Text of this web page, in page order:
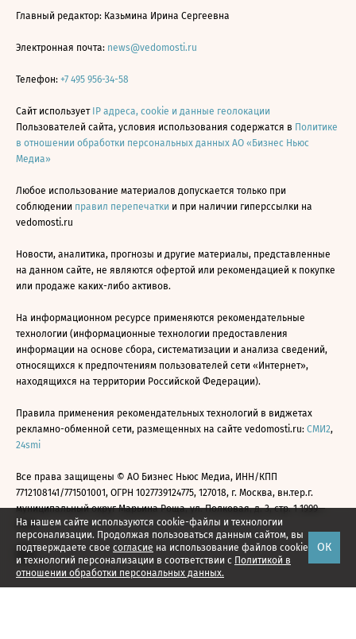
На нашем сайте используются cookie-файлы и технологии
персонализации. Продолжая пользоваться данным сайтом, вы
подтверждаете свое согласие на использование файлов cookie
и технологий персонализации в соответствии с Политикой в
отношении обработки персональных данных.
ОК
Главный редактор: Казьмина Ирина Сергеевна
Электронная почта: news@vedomosti.ru
Телефон: +7 495 956-34-58
Сайт использует IP адреса, cookie и данные геолокации
Пользователей сайта, условия использования содержатся в Политике
в отношении обработки персональных данных АО «Бизнес Ньюс
Медиа»
Любое использование материалов допускается только при
соблюдении правил перепечатки и при наличии гиперссылки на
vedomosti.ru
Новости, аналитика, прогнозы и другие материалы, представленные
на данном сайте, не являются офертой или рекомендацией к покупке
или продаже каких-либо активов.
На информационном ресурсе применяются рекомендательные
технологии (информационные технологии предоставления
информации на основе сбора, систематизации и анализа сведений,
относящихся к предпочтениям пользователей сети «Интернет»,
находящихся на территории Российской Федерации).
Правила применения рекомендательных технологий в виджетах
рекламно-обменной сети, размещенных на сайте vedomosti.ru: СМИ2,
24smi
Все права защищены © АО Бизнес Ньюс Медиа, ИНН/КПП
7712108141/771501001, ОГРН 1027739124775, 127018, г. Москва, вн.тер.г.
муниципальный округ Марьина Роща, ул. Полковая, д. 3, стр. 1 1999—
2026